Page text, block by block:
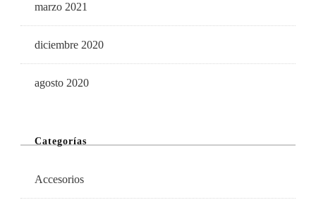
marzo 2021
diciembre 2020
agosto 2020
Categorías
Accesorios